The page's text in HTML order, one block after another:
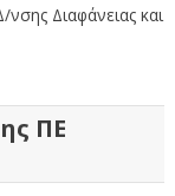
Διαφάνειας και
ΠΕ